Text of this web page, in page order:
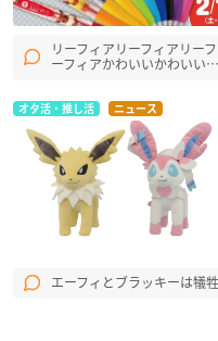
リーフィアリーフィアリー
ーフィアかわいいかわいい…
オタ活・推し活 ニュース
エーフィとブラッキーは犠